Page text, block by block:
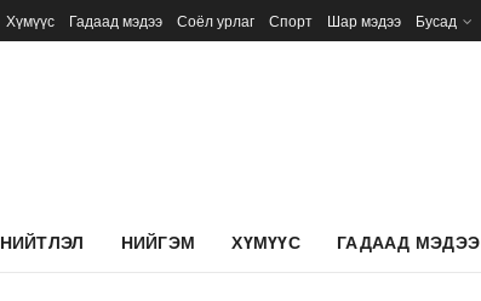
Хүмүүс Гадаад мэдээ Соёл урлаг Спорт Шар мэдээ Бусад
НИЙТЛЭЛ НИЙГЭМ ХҮМҮҮС ГАДААД МЭДЭЭ